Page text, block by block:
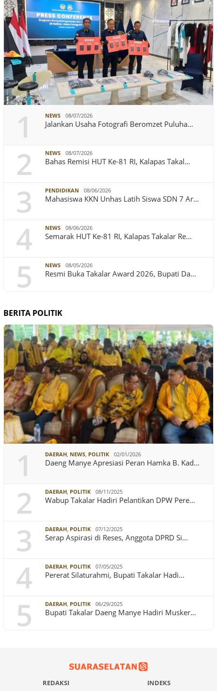
1 NEWS 08/07/2026
Jalankan Usaha Fotografi Beromzet Puluha…
2 NEWS 08/07/2026
Bahas Remisi HUT Ke-81 RI, Kalapas Takal…
3 PENDIDIKAN 08/06/2026
Mahasiswa KKN Unhas Latih Siswa SDN 7 Ar…
4 NEWS 08/06/2026
Semarak HUT Ke-81 RI, Kalapas Takalar Re…
5 NEWS 08/05/2026
Resmi Buka Takalar Award 2026, Bupati Da…
BERITA POLITIK
1 DAERAH, NEWS, POLITIK 02/01/2026
Daeng Manye Apresiasi Peran Hamka B. Kad…
2 DAERAH, POLITIK 08/11/2025
Wabup Takalar Hadiri Pelantikan DPW Pere…
3 DAERAH, POLITIK 07/12/2025
Serap Aspirasi di Reses, Anggota DPRD Si…
4 DAERAH, POLITIK 07/05/2025
Pererat Silaturahmi, Bupati Takalar Hadi…
5 DAERAH, POLITIK 06/29/2025
Bupati Takalar Daeng Manye Hadiri Musker…
REDAKSI INDEKS